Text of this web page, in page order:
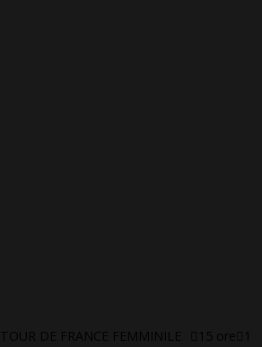
TOUR DE FRANCE FEMMINILE 15 ore 1